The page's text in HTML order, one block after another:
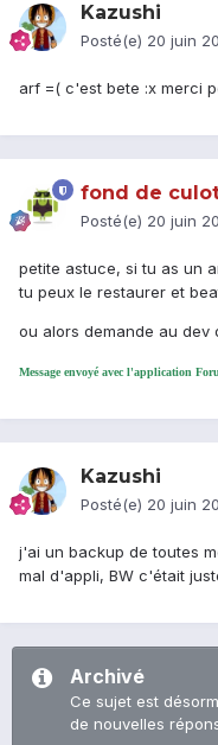
Kazushi
Posté(e) 20 juin
arf =( c'est bete :x merci
fond de
Posté(e) 20 juin
petite astuce, si tu as un
tu peux le restaurer et
ou alors demande au dev
Message envoyé avec l'application
Kazushi
Posté(e) 20 juin
j'ai un backup de toutes
mal d'appli, BW c'était
Archivé
Ce sujet est
de nouvelles